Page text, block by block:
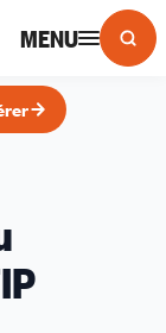
MENU